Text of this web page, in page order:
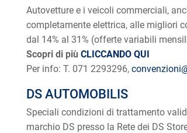
Autovetture e i veicoli commerciali,
completamente elettrica, alle migliori
dal 14% al 31% (offerte variabili
Scopri di più CLICCANDO QUI
Per info: T. 071 2293296,
DS AUTOMOBILIS
Speciali condizioni di trattamento
marchio DS presso la Rete dei DS